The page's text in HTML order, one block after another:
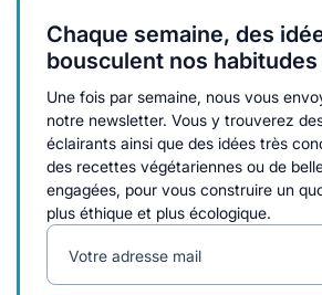
Chaque semaine, des
bousculent nos habitudes
Une fois par semaine, nous vous
notre newsletter. Vous y trouverez
éclairants ainsi que des idées très
des recettes végétariennes ou de
engagées, pour vous construire un
plus éthique et plus écologique.
Votre adresse mail